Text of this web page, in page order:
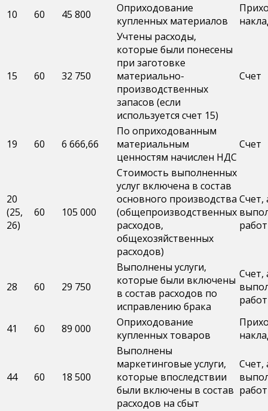
10 60 45 800
Оприходование
купленных материалов
15 60 32 750
Учтены расходы,
которые были понесены
при заготовке
материально-
производственных
запасов (если
используется счет 15)
Счет
19 60 6 666,66
По оприходованным
материальным
ценностям начислен НДС
Счет
20
(25,
26)
60 105 000
Стоимость выполненных
услуг включена в состав
основного производства
(общепроизводственных
расходов,
общехозяйственных
расходов)
Счет,
работ
28 60 29 750
Выполнены услуги,
которые были включены
в состав расходов по
исправлению брака
Счет,
работ
41 60 89 000
Оприходование
купленных товаров
44 60 18 500
Выполнены
маркетинговые услуги,
которые впоследствии
были включены в состав
расходов на сбыт
Счет,
работ